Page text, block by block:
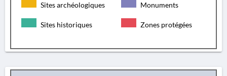
Sites archéologiques Monuments
Sites historiques Zones protégées